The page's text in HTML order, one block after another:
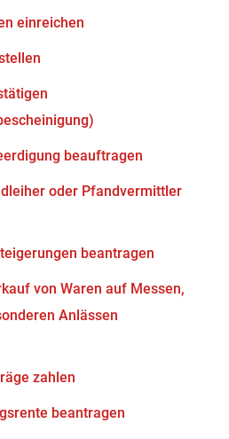
einreichen
beauftragen
oder Pfandvermittler
beantragen
von Waren auf Messen,
Anlässen
zahlen
beantragen